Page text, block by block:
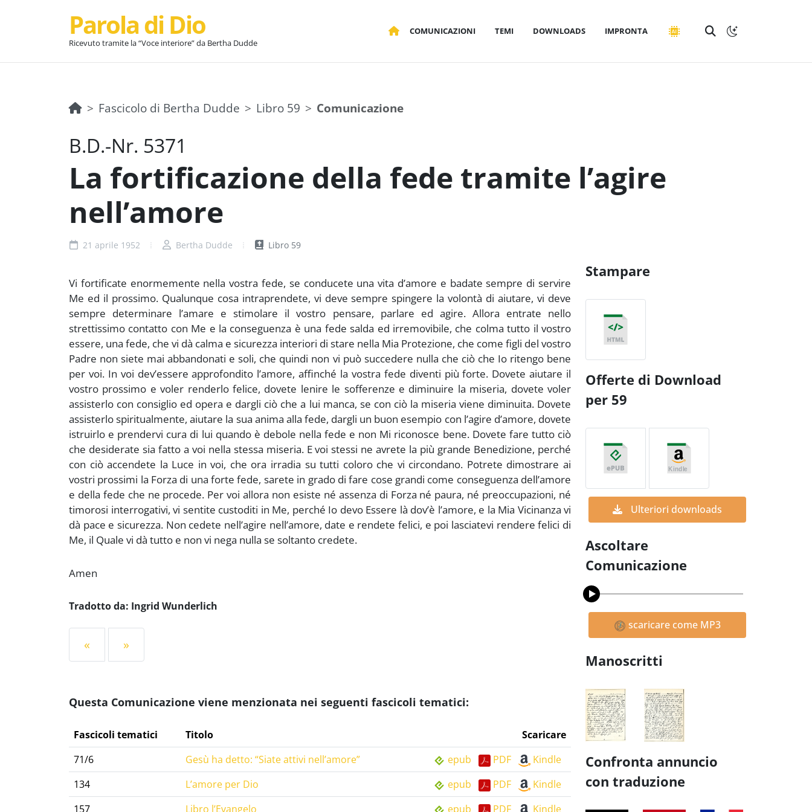
Parola di Dio
Ricevuto tramite la “Voce interiore” da Bertha Dudde
COMUNICAZIONI TEMI DOWNLOADS IMPRONTA
Fascicolo di Bertha Dudde Libro 59 Comunicazione
B.D.-Nr. 5371
La fortificazione della fede tramite l’agire
nell’amore
21 aprile 1952 Bertha Dudde Libro 59
Vi fortificate enormemente nella vostra fede, se conducete una vita d’amore e badate sempre di servire
Me ed il prossimo. Qualunque cosa intraprendete, vi deve sempre spingere la volontà di aiutare, vi deve
sempre determinare l’amare e stimolare il vostro pensare, parlare ed agire. Allora entrate nello
strettissimo contatto con Me e la conseguenza è una fede salda ed irremovibile, che colma tutto il vostro
essere, una fede, che vi dà calma e sicurezza interiori di stare nella Mia Protezione, che come figli del vostro
Padre non siete mai abbandonati e soli, che quindi non vi può succedere nulla che ciò che Io ritengo bene
per voi. In voi dev’essere approfondito l’amore, affinché la vostra fede diventi più forte. Dovete aiutare il
vostro prossimo e voler renderlo felice, dovete lenire le sofferenze e diminuire la miseria, dovete voler
assisterlo con consiglio ed opera e dargli ciò che a lui manca, se con ciò la miseria viene diminuita. Dovete
assisterlo spiritualmente, aiutare la sua anima alla fede, dargli un buon esempio con l’agire d’amore, dovete
istruirlo e prendervi cura di lui quando è debole nella fede e non Mi riconosce bene. Dovete fare tutto ciò
che desiderate sia fatto a voi nella stessa miseria. E voi stessi ne avrete la più grande Benedizione, perché
con ciò accendete la Luce in voi, che ora irradia su tutti coloro che vi circondano. Potrete dimostrare ai
vostri prossimi la Forza di una forte fede, sarete in grado di fare cose grandi come conseguenza dell’amore
e della fede che ne procede. Per voi allora non esiste né assenza di Forza né paura, né preoccupazioni, né
timorosi interrogativi, vi sentite custoditi in Me, perché Io devo Essere là dov’è l’amore, e la Mia Vicinanza vi
dà pace e sicurezza. Non cedete nell’agire nell’amore, date e rendete felici, e poi lasciatevi rendere felici di
Me, il Quale vi dà tutto e non vi nega nulla se soltanto credete.
Amen
Tradotto da: Ingrid Wunderlich
« »
Questa Comunicazione viene menzionata nei seguenti fascicoli tematici:
Fascicoli tematici Titolo
Scaricare
71/6
Gesù ha detto: “Siate attivi nell’amore” epub PDF
Kindle
134
L’amore per Dio epub PDF
Kindle
157
Libro l’Evangelo epub PDF Kindle
Stampare
Offerte di Download
per 59
Ulteriori downloads
Ascoltare
Comunicazione
scaricare come MP3
Manoscritti
Confronta annuncio
con traduzione